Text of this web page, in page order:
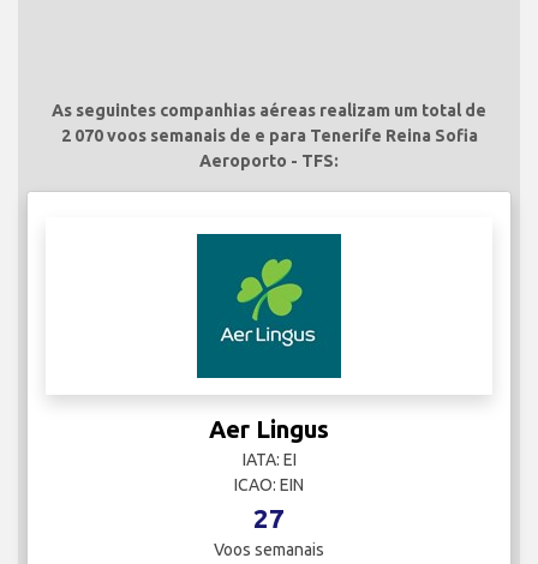
As seguintes companhias aéreas realizam um total de
2 070 voos semanais de e para Tenerife Reina Sofia
Aeroporto - TFS:
Aer Lingus
IATA: EI
ICAO: EIN
27
Voos semanais